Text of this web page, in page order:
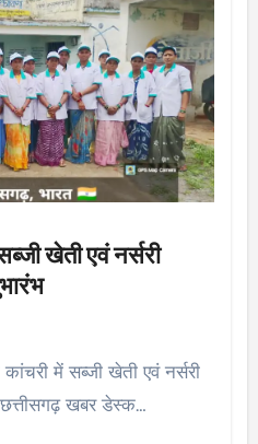
खेती एवं नर्सरी
खबर डेस्क…